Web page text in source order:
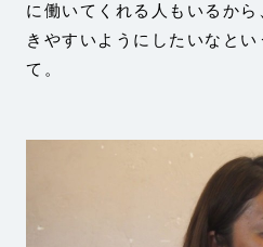
に働いてくれる人もいるか
きやすいようにしたいなと
て。